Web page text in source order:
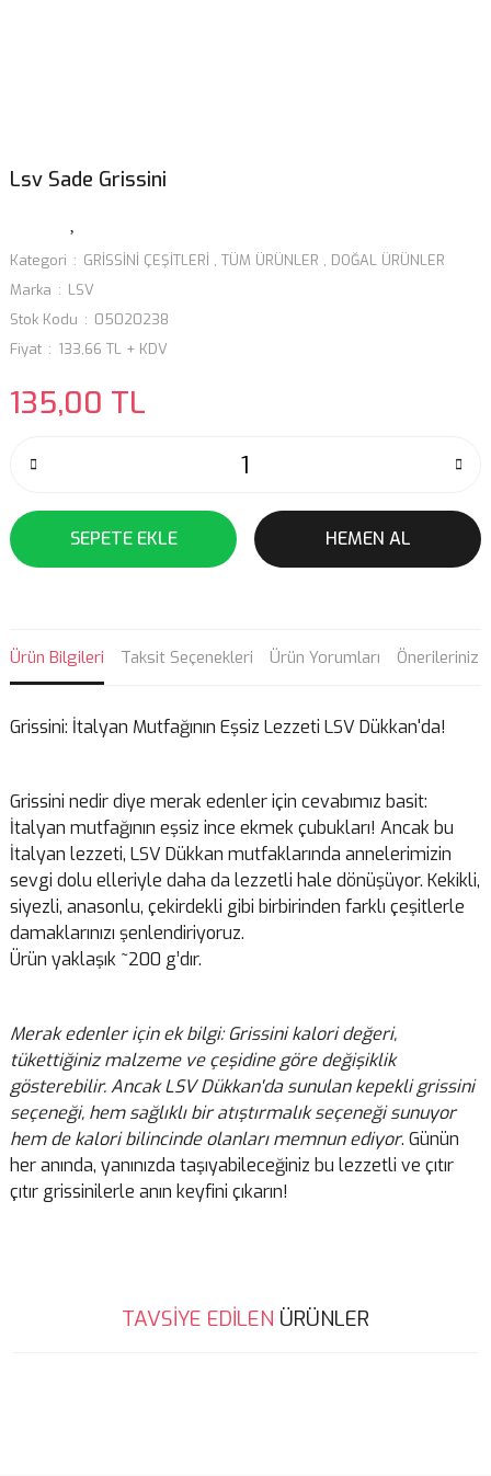
Lsv Sade Grissini
Kategori GRİSSİNİ ÇEŞİTLERİ , TÜM ÜRÜNLER , DOĞAL ÜRÜNLER
Marka
LSV
Stok Kodu
05020238
Fiyat
133,66 TL + KDV
135,00 TL
SEPETE EKLE HEMEN AL
Ürün Bilgileri Taksit Seçenekleri Ürün Yorumları Önerileriniz
Grissini: İtalyan Mutfağının Eşsiz Lezzeti LSV Dükkan'da!
Grissini nedir diye merak edenler için cevabımız basit:
İtalyan mutfağının eşsiz ince ekmek çubukları! Ancak bu
İtalyan lezzeti, LSV Dükkan mutfaklarında annelerimizin
sevgi dolu elleriyle daha da lezzetli hale dönüşüyor. Kekikli,
siyezli, anasonlu, çekirdekli gibi birbirinden farklı çeşitlerle
damaklarınızı şenlendiriyoruz.
Ürün yaklaşık ~200 g’dır.
Merak edenler için ek bilgi: Grissini kalori değeri,
tükettiğiniz malzeme ve çeşidine göre değişiklik
gösterebilir. Ancak LSV Dükkan'da sunulan kepekli grissini
seçeneği, hem sağlıklı bir atıştırmalık seçeneği sunuyor
hem de kalori bilincinde olanları memnun ediyor. Günün
her anında, yanınızda taşıyabileceğiniz bu lezzetli ve çıtır
çıtır grissinilerle anın keyfini çıkarın!
Bu ürünün fiyat bilgisi, resim, ürün açıklamalarında ve diğer
konularda yetersiz gördüğünüz noktaları öneri formunu kullanarak
TAVSİYE EDİLEN ÜRÜNLER